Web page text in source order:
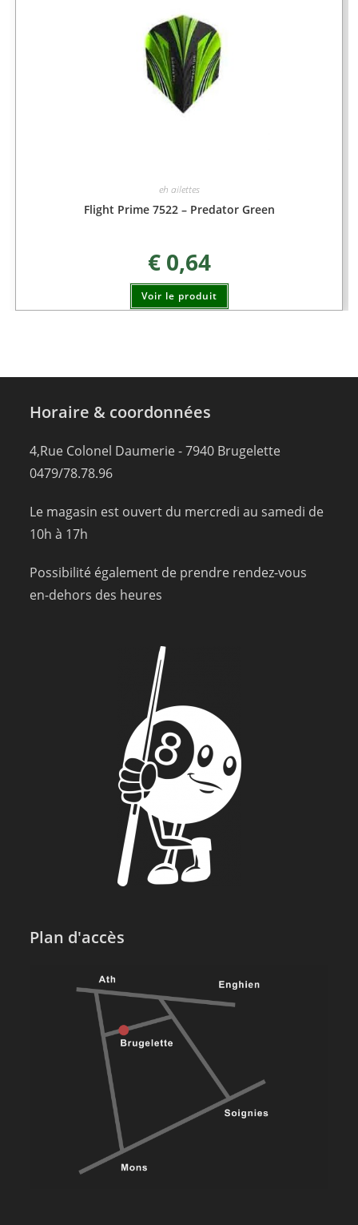
eh ailettes
Flight Prime 7522 – Predator Green
€0,64
Voir le produit
Horaire & coordonnées
4,Rue Colonel Daumerie - 7940 Brugelette
0479/78.78.96
Le magasin est ouvert du mercredi au samedi de
10h à 17h
Possibilité également de prendre rendez-vous
en-dehors des heures
Plan d'accès